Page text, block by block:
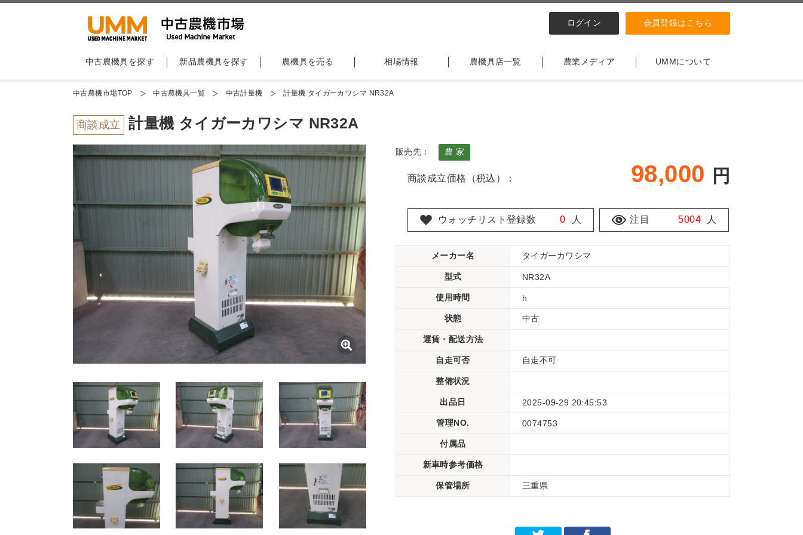
ログイン 会員登録はこちら
中古農機具を探す 新品農機具を探す 農機具を売る 相場情報 農機具店一覧 農業メディア UMMについて
中古農機市場TOP 中古農機具一覧 中古計量機 計量機 タイガーカワシマ NR32A
商談成立 計量機 タイガーカワシマ NR32A
販売先： 農 家
商談成立価格（税込）： 98,000 円
ウォッチリスト登録数 0 人 注目 5004 人
メーカー名 タイガーカワシマ
型式 NR32A
使用時間 h
状態 中古
運賃・配送方法
自走可否 自走不可
整備状況
出品日 2025-09-29 20:45:53
管理NO. 0074753
付属品
新車時参考価格
保管場所 三重県